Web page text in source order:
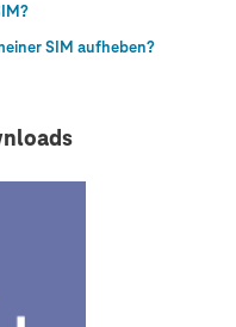
SIM aufheben?